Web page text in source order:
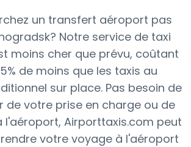
un transfert aéroport pas
Notre service de taxi
moins cher que prévu, coûtant
de moins que les taxis au
sur place. Pas besoin de
de votre prise en charge ou de
l'aéroport, Airporttaxis.com peut
votre voyage à l'aéroport